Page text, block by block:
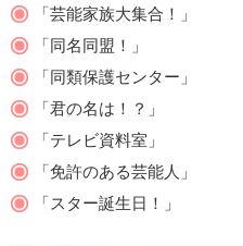
「芸能家族大集合！」
「同名同盟！」
「同類保護センター」
「君の名は！？」
「テレビ資料室」
「免許のある芸能人」
「スター誕生日！」